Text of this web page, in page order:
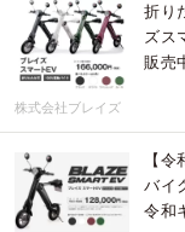
折り
ズス
販売
株式会社ブレイズ
【
バイ
令和